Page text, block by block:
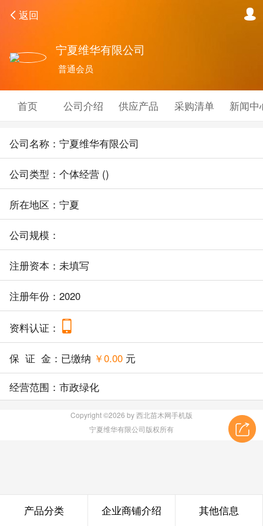
返回
宁夏维华有限公司
普通会员
首页 公司介绍 供应产品 采购清单 新闻中
公司名称：宁夏维华有限公司
公司类型：个体经营 ()
所在地区：宁夏
公司规模：
注册资本：未填写
注册年份：2020
资料认证：
保 证 金：已缴纳 ￥0.00元
经营范围：市政绿化
Copyright ©2026 by 西北苗木网手机版
宁夏维华有限公司版权所有
产品分类 企业商铺介绍 其他信息